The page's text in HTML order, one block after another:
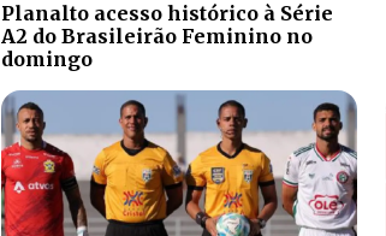
Planalto acesso histórico à Série
A2 do Brasileirão Feminino no
domingo